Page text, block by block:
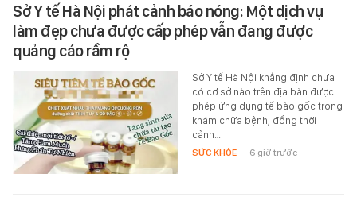
Sở Y tế Hà Nội phát cảnh báo nóng: Một dịch vụ
làm đẹp chưa được cấp phép vẫn đang được
quảng cáo rầm rộ
Sở Y tế Hà Nội khẳng định chưa
có cơ sở nào trên địa bàn được
phép ứng dụng tế bào gốc trong
khám chữa bệnh, đồng thời
cảnh…
SỨC KHỎE - 6 giờ trước